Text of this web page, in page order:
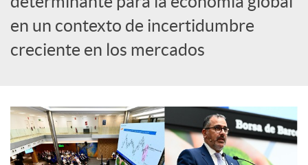
o
r
d
e
en un contexto de incertidumbre
creciente en los mercados